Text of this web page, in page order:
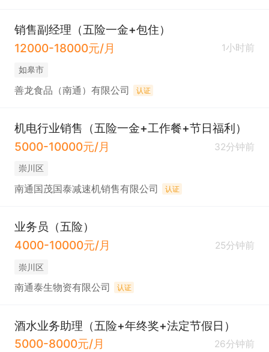
销售副经理（五险一金+包住）
12000-18000元/月
1小时前
如皋市
善龙食品（南通）有限公司 认证
机电行业销售（五险一金+工作餐+节日福利）
5000-10000元/月
32分钟前
崇川区
南通国茂国泰减速机销售有限公司 认证
业务员（五险）
4000-10000元/月
25分钟前
崇川区
南通泰生物资有限公司 认证
酒水业务助理（五险+年终奖+法定节假日）
5000-8000元/月
26分钟前